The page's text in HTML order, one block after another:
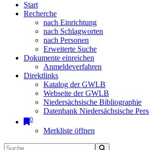
Start
Recherche
nach Einrichtung
nach Schlagworten
nach Personen
Erweiterte Suche
Dokumente einreichen
Anmeldeverfahren
Direktlinks
Katalog der GWLB
Webseite der GWLB
Niedersächsische Bibliographie
Datenbank Niedersächsische
0
Merkliste öffnen